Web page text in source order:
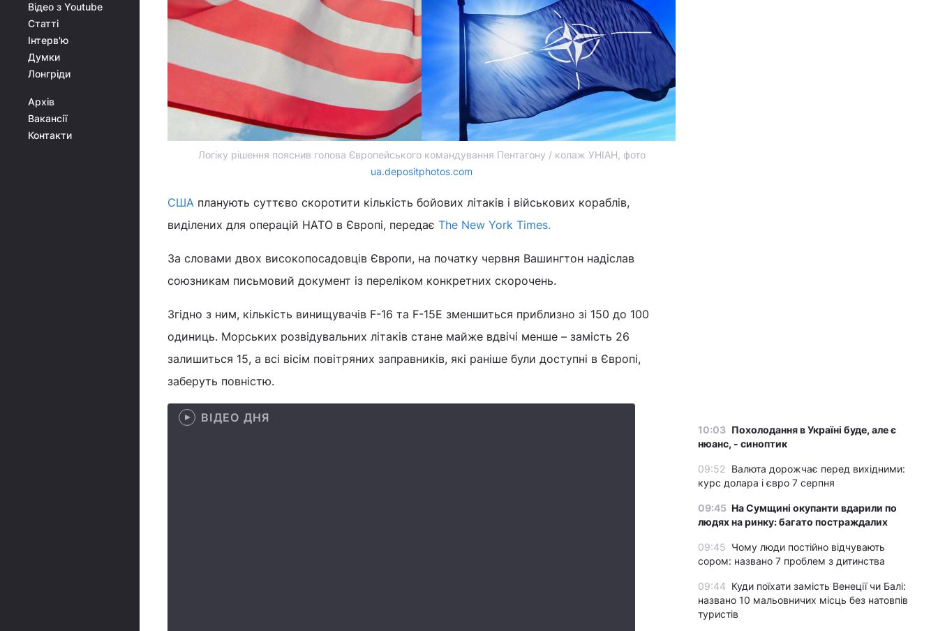
Відео з Youtube
Статті
Інтерв'ю
Думки
Лонгріди
Архів
Вакансії
Контакти
Логіку рішення пояснив голова Європейського командування Пентагону / колаж УНІАН, фото
ua.depositphotos.com
США планують суттєво скоротити кількість бойових літаків і військових кораблів,
виділених для операцій НАТО в Європі, передає The New York Times.
За словами двох високопосадовців Європи, на початку червня Вашингтон надіслав
союзникам письмовий документ із переліком конкретних скорочень.
Згідно з ним, кількість винищувачів F-16 та F-15E зменшиться приблизно зі 150 до 100
одиниць. Морських розвідувальних літаків стане майже вдвічі менше – замість 26
залишиться 15, а всі вісім повітряних заправників, які раніше були доступні в Європі,
заберуть повністю.
ВІДЕО ДНЯ
10:03 Похолодання в Україні буде, але є
нюанс, - синоптик
09:52
Валюта дорожчає перед вихідними:
курс долара і євро 7 серпня
09:45 На Сумщині окупанти вдарили по
людях на ринку: багато постраждалих
09:45 Чому люди постійно відчувають
сором: названо 7 проблем з дитинства
09:44 Куди поїхати замість Венеції чи Балі:
названо 10 мальовничих місць без натовпів
туристів